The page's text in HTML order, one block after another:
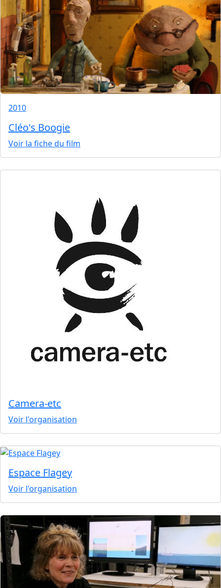
2010
Cléo's Boogie
Voir la fiche du film
Camera-etc
Voir l'organisation
Espace Flagey
Voir l'organisation